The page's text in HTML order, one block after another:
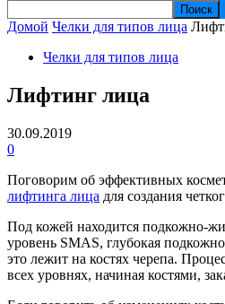
Домой Челки для типов лица
Челки для типов лица
Лифтинг лица
30.09.2019
0
Поговорим об эффективных
лифтинга лица для создания
Под кожей находится подкожно-
уровень SMAS, глубокая
это лежит на костях черепа.
всех уровнях, начиная костями,